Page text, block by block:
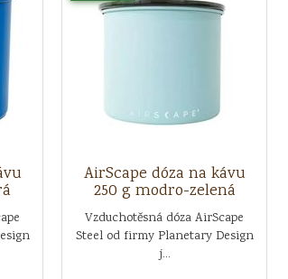
AirScape dóza na kávu
250 g modro-zelená
Vzduchotěsná dóza AirScape
Steel od firmy Planetary Design
j...